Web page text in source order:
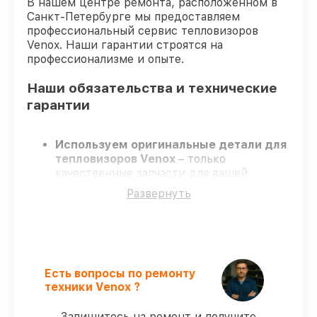
Санкт-Петербурге мы предоставляем
профессиональный сервис тепловизоров
Venox. Наши гарантии строятся на
профессионализме и опыте.
Наши обязательства и технические
гарантии
Используем оригинальные детали для
тепловизоров Venox – только
качественные запчасти для вашей
Сертифицированные специалисты
тепловизоров Venox без бесконечных
переносов.
– на все ремонт
Развернуть
Есть вопросы по ремонту
техники Venox ?